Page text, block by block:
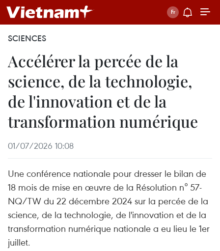
SCIENCES
Accélérer la percée de la
science, de la technologie,
de l'innovation et de la
transformation numérique
01/07/2026 10:08
Une conférence nationale pour dresser le bilan de
18 mois de mise en œuvre de la Résolution n° 57-
NQ/TW du 22 décembre 2024 sur la percée de la
science, de la technologie, de l'innovation et de la
transformation numérique nationale a eu lieu le 1er
juillet.